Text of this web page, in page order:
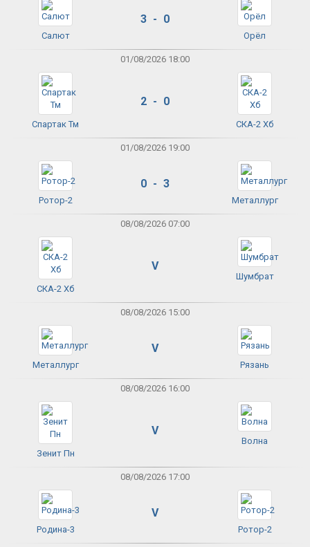
Салют
3 - 0
Орёл
01/08/2026 18:00
Спартак Тм
2 - 0
СКА-2 Хб
01/08/2026 19:00
Ротор-2
0 - 3
Металлург
08/08/2026 07:00
СКА-2 Хб
V
Шумбрат
08/08/2026 15:00
Металлург
V
Рязань
08/08/2026 16:00
Зенит Пн
V
Волна
08/08/2026 17:00
Родина-3
V
Ротор-2